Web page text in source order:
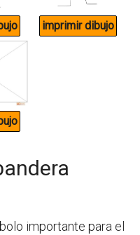
importante para el